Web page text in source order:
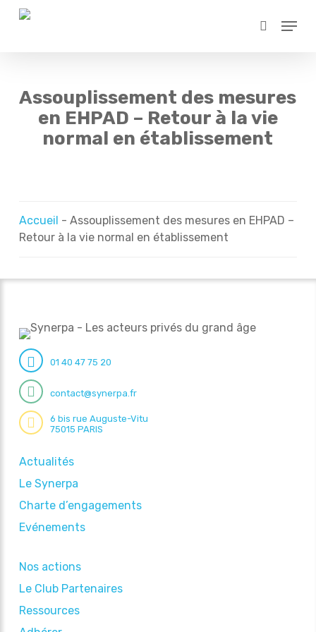
Skip
search
Menu
Assouplissement des mesures
en EHPAD – Retour à la vie
normal en établissement
Accueil - Assouplissement des mesures en EHPAD –
Retour à la vie normal en établissement
01 40 47 75 20
contact@synerpa.fr
6 bis rue Auguste-Vitu
75015 PARIS
Actualités
Le Synerpa
Charte d’engagements
Evénements
Nos actions
Le Club Partenaires
Ressources